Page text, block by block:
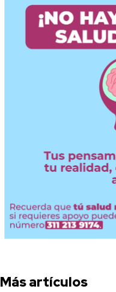
Más artículos